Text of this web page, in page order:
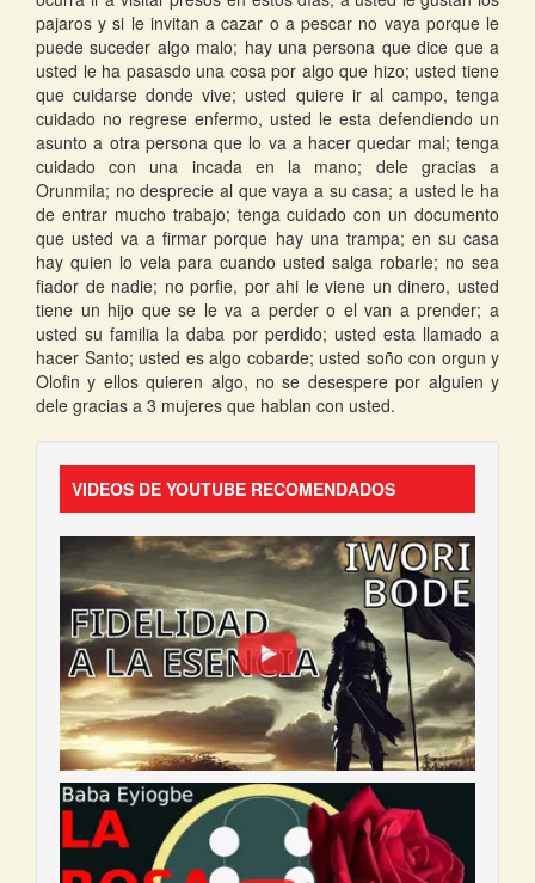
pajaros y si le invitan a cazar o a pescar no vaya porque le
puede suceder algo malo; hay una persona que dice que a
usted le ha pasasdo una cosa por algo que hizo; usted tiene
que cuidarse donde vive; usted quiere ir al campo, tenga
cuidado no regrese enfermo, usted le esta defendiendo un
asunto a otra persona que lo va a hacer quedar mal; tenga
cuidado con una incada en la mano; dele gracias a
Orunmila; no desprecie al que vaya a su casa; a usted le ha
de entrar mucho trabajo; tenga cuidado con un documento
que usted va a firmar porque hay una trampa; en su casa
hay quien lo vela para cuando usted salga robarle; no sea
fiador de nadie; no porfie, por ahi le viene un dinero, usted
tiene un hijo que se le va a perder o el van a prender; a
usted su familia la daba por perdido; usted esta llamado a
hacer Santo; usted es algo cobarde; usted soño con orgun y
Olofin y ellos quieren algo, no se desespere por alguien y
dele gracias a 3 mujeres que hablan con usted.
VIDEOS DE YOUTUBE RECOMENDADOS